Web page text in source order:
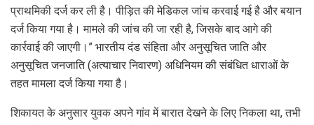
प्राथमिकी दर्ज कर ली है। पीड़ित की मेडिकल जांच करवाई गई है और बयान
दर्ज किया गया है। मामले की जांच की जा रही है, जिसके बाद आगे की
कार्रवाई की जाएगी।” भारतीय दंड संहिता और अनुसूचित जाति और
अनुसूचित जनजाति (अत्याचार निवारण) अधिनियम की संबंधित धाराओं के
तहत मामला दर्ज किया गया है।
शिकायत के अनुसार युवक अपने गांव में बारात देखने के लिए निकला था, तभी